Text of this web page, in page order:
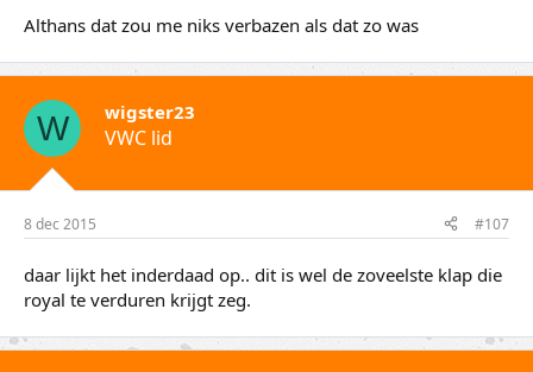
Althans dat zou me niks verbazen als dat zo was
W wigster23
VWC lid
8 dec 2015 #107
daar lijkt het inderdaad op.. dit is wel de zoveelste klap die
royal te verduren krijgt zeg.